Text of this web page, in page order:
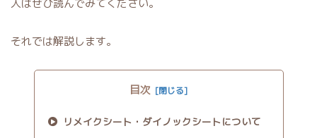
人はぜひ読んでみてください。
それでは解説します。
目次
リメイクシート・ダイノックシートについて